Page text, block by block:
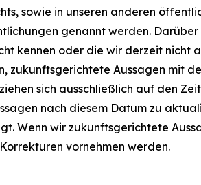
sowie in unseren anderen
genannt werden.
kennen oder die wir derzeit nicht
Aussagen mit
sich ausschließlich auf den
nach diesem Datum zu
Wenn wir zukunftsgerichtete
vornehmen werden.